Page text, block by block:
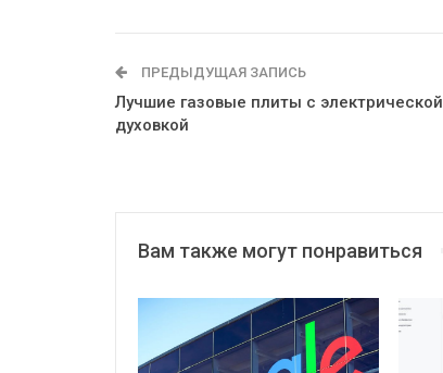
ПРЕДЫДУЩАЯ ЗАПИСЬ
Лучшие газовые плиты с электрической
духовкой
Вам также могут понравиться